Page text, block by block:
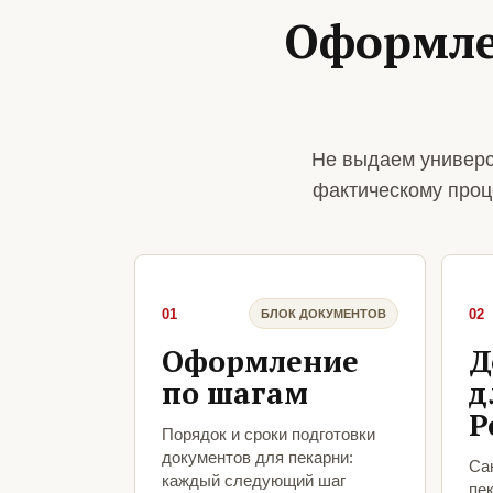
Не выдаем
фактическому
01 БЛОК ДОКУМЕНТОВ
Оформление
по шагам
Порядок и сроки подготовки
документов для пекарни:
каждый следующий шаг
02